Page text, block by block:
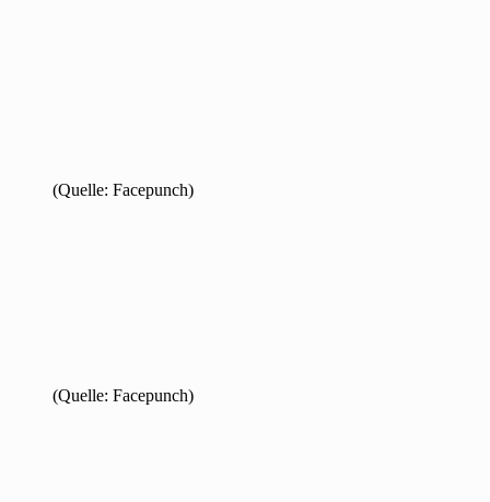
(Quelle: Facepunch)
(Quelle: Facepunch)